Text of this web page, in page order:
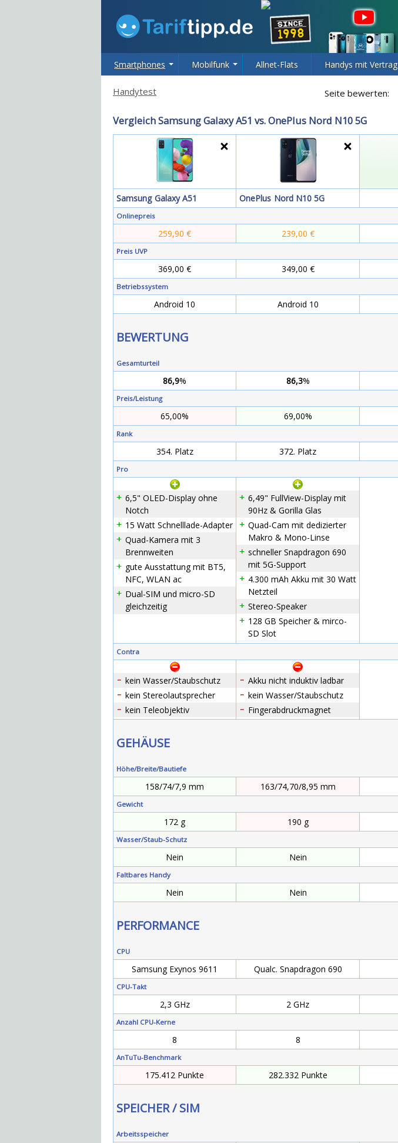
Smartphones Mobilfunk Allnet-Flats Handys mit Vertrag
Seite bewerten:
Handytest
Vergleich Samsung Galaxy A51 vs. OnePlus Nord N10 5G
Samsung Galaxy A51 OnePlus Nord N10 5G
Onlinepreis
259,90 € 239,00 €
Preis UVP
369,00 € 349,00 €
Betriebssystem
Android 10 Android 10
BEWERTUNG
Gesamturteil
86,9% 86,3%
Preis/Leistung
65,00% 69,00%
Rank
354. Platz 372. Platz
Pro
6,5" OLED-Display ohne
Notch
15 Watt Schnelllade-Adapter
Quad-Kamera mit 3
Brennweiten
gute Ausstattung mit BT5,
NFC, WLAN ac
Dual-SIM und micro-SD
gleichzeitig
6,49" FullView-Display mit
90Hz & Gorilla Glas
Quad-Cam mit dedizierter
Makro & Mono-Linse
schneller Snapdragon 690
mit 5G-Support
4.300 mAh Akku mit 30 Watt
Netzteil
Stereo-Speaker
128 GB Speicher & mirco-
SD Slot
Contra
kein Wasser/Staubschutz
kein Stereolautsprecher
kein Teleobjektiv
Akku nicht induktiv ladbar
kein Wasser/Staubschutz
Fingerabdruckmagnet
GEHÄUSE
Höhe/Breite/Bautiefe
158/74/7,9 mm 163/74,70/8,95 mm
Gewicht
172 g 190 g
Wasser/Staub-Schutz
Nein Nein
Faltbares Handy
Nein Nein
PERFORMANCE
CPU
Samsung Exynos 9611 Qualc. Snapdragon 690
CPU-Takt
2,3 GHz 2 GHz
Anzahl CPU-Kerne
8 8
AnTuTu-Benchmark
175.412 Punkte 282.332 Punkte
SPEICHER / SIM
Arbeitsspeicher